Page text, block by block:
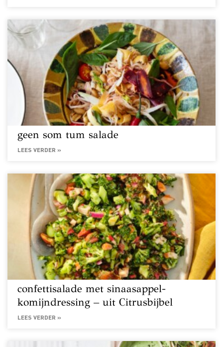
geen som tum salade
LEES VERDER »
confettisalade met sinaasappel-
komijndressing – uit Citrusbijbel
LEES VERDER »